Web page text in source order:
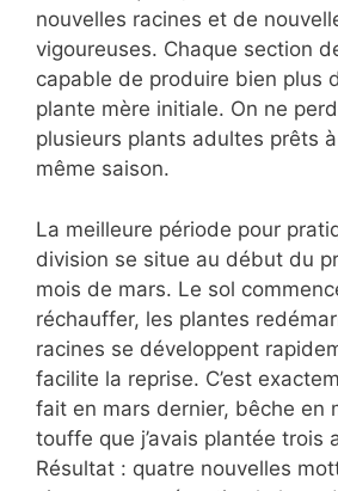
nouvelles racines et de
vigoureuses. Chaque section
capable de produire bien plus
plante mère initiale. On ne
plusieurs plants adultes prêts
même saison.
La meilleure période pour
division se situe au début du
mois de mars. Le sol
réchauffer, les plantes
racines se développent
facilite la reprise. C’est
fait en mars dernier, bêche en
touffe que j’avais plantée trois
Résultat : quatre nouvelles